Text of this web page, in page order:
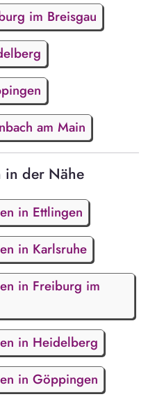
im Breisgau
am Main
in der Nähe
in Ettlingen
in Karlsruhe
in Freiburg im
in Heidelberg
in Göppingen